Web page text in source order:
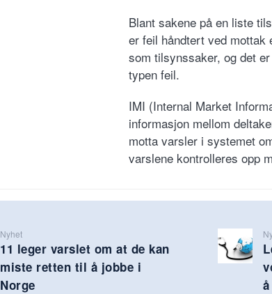
Blant sakene på en liste
er feil håndtert ved mottak
som tilsynssaker, og det
typen feil.
IMI (Internal Market
informasjon mellom
motta varsler i systemet
varslene kontrolleres opp
Nyhet
11 leger varslet om at de kan
miste retten til å jobbe i
Norge